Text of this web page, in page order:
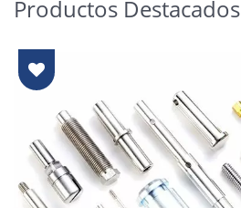
Productos Destacados